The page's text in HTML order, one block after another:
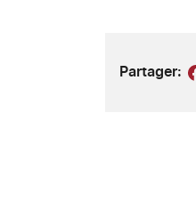
Partager: